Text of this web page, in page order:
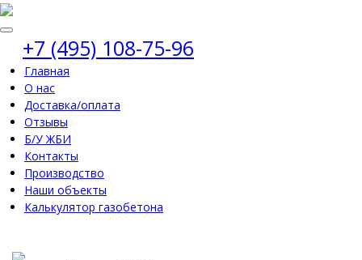
+7 (495) 108-75-96
Главная
О нас
Доставка/оплата
Отзывы
Б/У ЖБИ
Контакты
Производство
Наши объекты
Калькулятор газобетона